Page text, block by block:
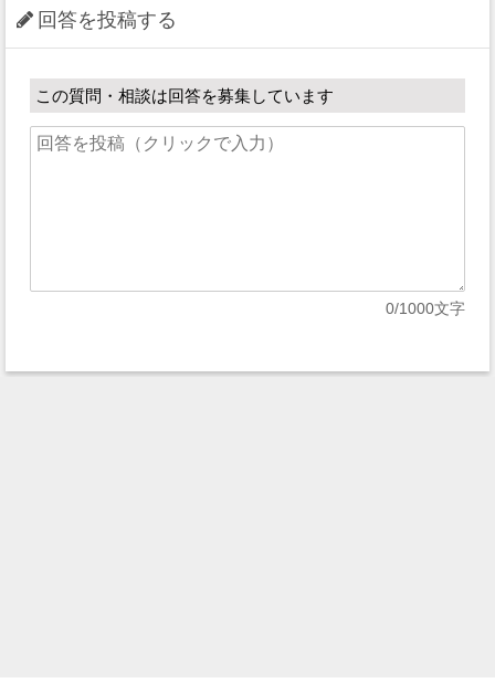
回答を投稿する
この質問・相談は回答を募集しています
0/1000文字